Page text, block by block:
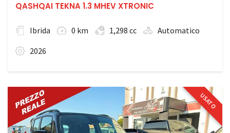
QASHQAI TEKNA 1.3 MHEV XTRONIC
Ibrida 0 km 1,298 cc
Automatico
2026
USATO